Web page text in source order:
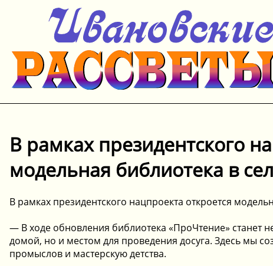
В рамках президентского
модельная библиотека в
В рамках президентского нацпроекта откроется
— В ходе обновления библиотека «ПроЧтение» станет
домой, но и местом для проведения досуга. Здесь мы
промыслов и мастерскую детства.